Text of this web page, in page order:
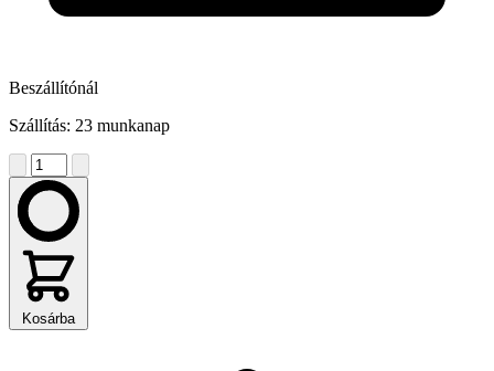
Beszállítónál
Szállítás: 23 munkanap
Kosárba